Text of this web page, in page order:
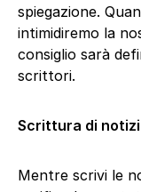
spiegazione.
intimidiremo la
consiglio sarà
scrittori.
Scrittura di
Mentre scrivi le